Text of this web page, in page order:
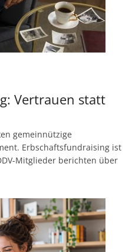
Vertrauen statt
gemeinnützige
Erbschaftsfundraising ist
Mitglieder berichten über